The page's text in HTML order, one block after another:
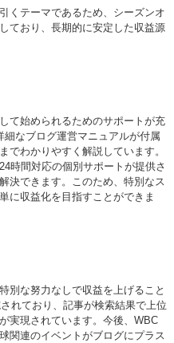
くテーマであるため、シーズンオ
ており、長期的に安定した収益源
て始められるためのサポートが充
なブログ運営マニュアルが付属
でわかりやすく解説しています。
時間対応の個別サポートが提供さ
決できます。このため、特別なス
に収益化を目指すことができま
別な努力なしで収益を上げること
れており、記事が検索結果で上位
実現されています。今後、WBC
関連のイベントがブログにプラス